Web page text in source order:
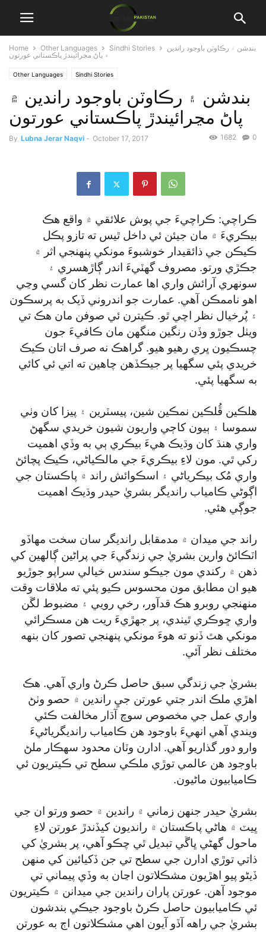
Home Other Languages Sindhi Stories
بندشن ۽ رڪاوٽن باوجود راندين
۾ پاڻ مڃرائيندڙ پاڪستاني عورتون
Other Languages Sindhi Stories
بندشن ۽ رڪاوٽن باوجود راندين ۾
پاڻ مڃرائيندڙ پاڪستاني عورتون
By Lubna Jerar Naqvi - October 17, 2017 0
1682
ڪراچي: ڪراچيءَ جي پوش علائقي ۾ واقع هڪ
بيڪريءَ ۾ مان جيئن ئي داخل ٿيس ته تازو پڪل
ڪيڪن جي ذائقيدار خوشبوءَ مونکي پنهنجي اثر ۾
جڪڙي ورتو. مصروف گھٽيءَ اندر ڳاڙهسري ۽
سونهري آرائش واري اها عمارت نظر کان گسي وڃي
اهو ناممڪن آهي. عمارت جو اندروني ڏيک به پرسڪون
۽ پُرخيال نظر اچي ٿو. ڪيترن ئي صوفن مان هڪ تي
ويٺل جوڙو وڏن رنگين منگهن مان ڪافيءَ جون
چسڪيون ڀري رهيو هيو. گراهڪ نه صرف اتان ڪيڪ
خريدي پئي سگھيا پر جيڪڏهن چاهين ته اتي ئي کائي
به سگھيا پئي.
هلڪين ڦُلڪين نمڪين شين، پيسٽرين ۽ پيزا کان وٺي
سموسا ۽ ٻيون کاڄي واريون شيون خريدي سگھڻ
واري هنڌ کان وڌيڪ هيءَ بيڪري ٻي به وڏي اهميت
رکي ٿي. مون لاءِ بيڪريءَ جي مالڪياڻي، ڪيڪ پچائڻ
واري مُک بيڪرياڻي ۽ اسڪوائش راند ۾ پاڪستان جي
اڳوڻي ڪامياب رانديگر بشريٰ حيدر وڌيڪ اهميت
جوڳي هئي.
راند جي ميدان ۾ مدمقابل رانديگر سان سخت مهاڏو
اٽڪائڻ وارين بشريٰ جي زندگيءَ جي پراڻين ڳالهين کي
ذهن ۾ رکندي مون جيڪو سندس خيالي سراپو جوڙيو
هيو ان مطابق مون محسوس ڪيو پئي ته ملاقات وقت
منهنجي روبرو هڪ قدآور، رخي رويي ۽ مضبوط لڱن
واري ڇوڪري ٿيندي، پر جهڙيءَ ريت هن مسڪرائي
مونکي هٿ ڏنو ته هوءَ مونکي پنهنجي تصور کان بنهه
مختلف نظر آئي.
بشريٰ جي زندگي سبق حاصل ڪرڻ واري آهي. هڪ
اهڙي ملڪ اندر جتي عورتن جيِ راندين ۾ حصو وٺڻ
واري عمل جي مخصوص سوچ آڌار مخالفت ڪئي
ويندي آهي انهيءَ باوجود هن ڪامياب رانديگرياڻيءَ
وارو دور گذاريو آهي. ادارن وٽان محدود سهڪار ملڻ
باوجود هن عالمي توڙي ملڪي سطح تي ڪيتريون ئي
ڪاميابيون ماڻيون.
بشريٰ حيدر جنهن زماني ۾ راندين ۾ حصو ورتو ان جي
ڀيٽ ۾ هاڻي پاڪستان ۾ رانديون کيڏندڙ عورتن لاءِ
ماحول گھڻي ڀاڱي تبديل ٿي چڪو آهي، پر بشريٰ کي
ذاتي توڙي ادارن جي سطح تي جن ڏکيائين کي منهن
ڏيڻو پيو اهڙيون مشڪلاتون اڃان به وڏي پيماني تي
موجود آهن. عورتن پاران راندين جي ميدانن ۾ ڪيتريون
ئي ڪاميابيون حاصل ڪرڻ باوجود جيڪي بندشون
بشريٰ جي راهه آڏو آيون اهي مشڪلاتون اڄ به عورتن